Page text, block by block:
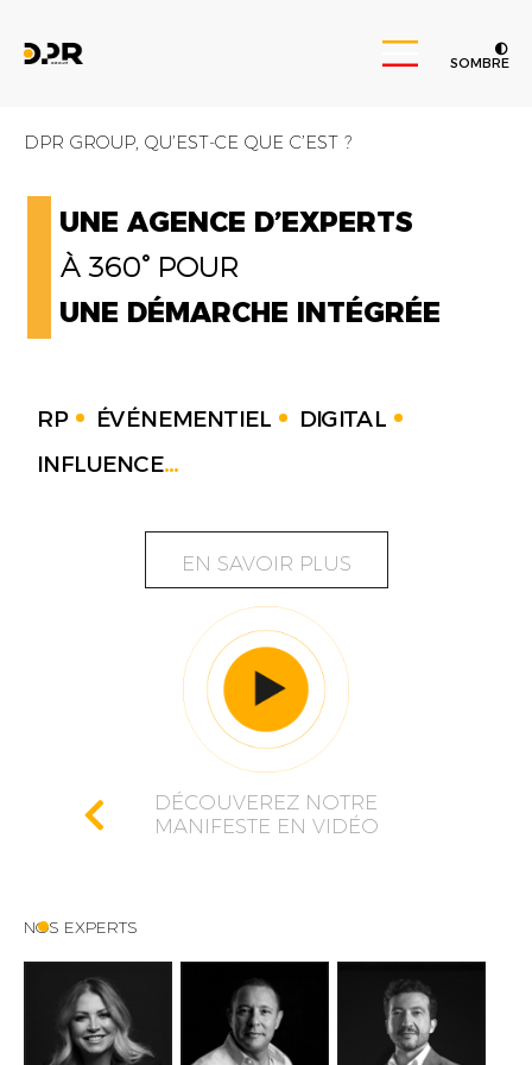
SOMBRE
DPR GROUP, QU’EST-CE QUE C’EST ?
UNE AGENCE D’EXPERTS
À 360° POUR
UNE DÉMARCHE INTÉGRÉE
RP ÉVÉNEMENTIEL
DIGITAL
INFLUENCE...
EN SAVOIR PLUS
DÉCOUVEREZ NOTRE
MANIFESTE EN VIDÉO
NOS EXPERTS